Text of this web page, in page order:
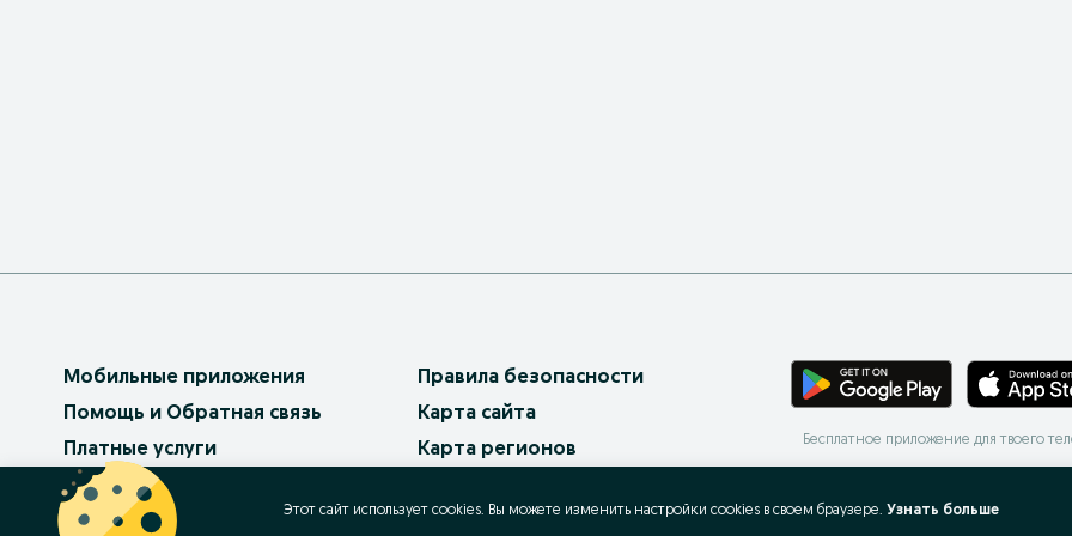
Мобильные приложения
Помощь и Обратная связь
Платные услуги
Бизнес на OLX
Условия использования
Правила безопасности
Карта сайта
Карта регионов
Бесплатное приложение для твоего
Этот сайт использует cookies. Вы можете изменить настройки cookies в своeм браузере. Узнать больше